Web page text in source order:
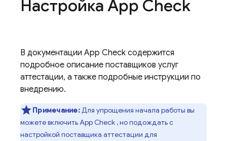
Настройка App Check
В документации App Check содержится
подробное описание поставщиков услуг
аттестации, а также подробные инструкции по
внедрению.
Примечание:Для упрощения начала работы вы
можете включитьApp Check , но подождать с
настройкой поставщика аттестации для